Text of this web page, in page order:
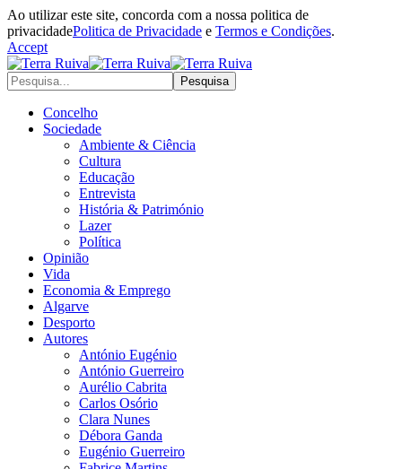
Ao utilizar este site, concorda com a nossa politica de
privacidadePolitica de Privacidade e Termos e Condições.
Accept
Concelho
Sociedade
Ambiente & Ciência
Cultura
Educação
Entrevista
História & Património
Lazer
Política
Opinião
Vida
Economia & Emprego
Algarve
Desporto
Autores
António Eugénio
António Guerreiro
Aurélio Cabrita
Carlos Osório
Clara Nunes
Débora Ganda
Eugénio Guerreiro